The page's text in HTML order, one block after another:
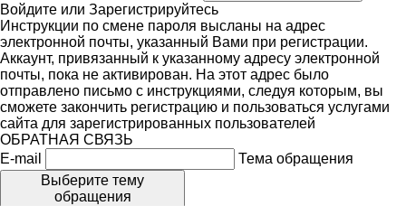
Войдите или Зарегистрируйтесь
Инструкции по смене пароля высланы на адрес
электронной почты, указанный Вами при регистрации.
Аккаунт, привязанный к указанному адресу электронной
почты, пока не активирован. На этот адрес было
отправлено письмо с инструкциями, следуя которым, вы
сможете закончить регистрацию и пользоваться услугами
сайта для зарегистрированных пользователей
ОБРАТНАЯ СВЯЗЬ
E-mail
Тема обращения
Выберите тему
обращения